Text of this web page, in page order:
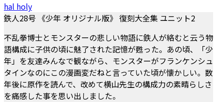
hal holy
鉄人28号 《少年 オリジナル版》 復刻大全集 ユニット2
不乱拳博士とモンスターの悲しい物語に鉄人が絡むと云う物
語構成に子供の頃に魅了された記憶が甦った。あの頃、「少
年」を友達みんなで観ながら、モンスターがフランケンシュ
タインなのにこの漫画変だねと言っていた頃が懐かしい。数
年後に原作を読んで、改めて横山先生の構成力の素晴らしさ
を痛感した事を思い出しました。